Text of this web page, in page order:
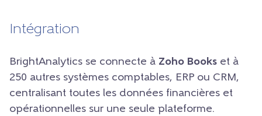
Intégration
BrightAnalytics se connecte à Zoho Books et à
250 autres systèmes comptables, ERP ou CRM,
centralisant toutes les données financières et
opérationnelles sur une seule plateforme.